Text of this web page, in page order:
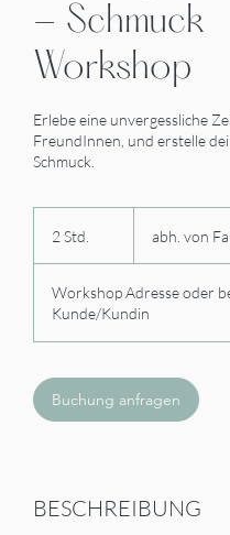
- Schmuck
Workshop
Erlebe eine unvergessliche
FreundInnen, und erstelle
Schmuck.
2 Std.
d
.
Faktoren
abh. von
Workshop Adresse oder
Kunde/Kundin
Buchung anfragen
BESCHREIBUNG